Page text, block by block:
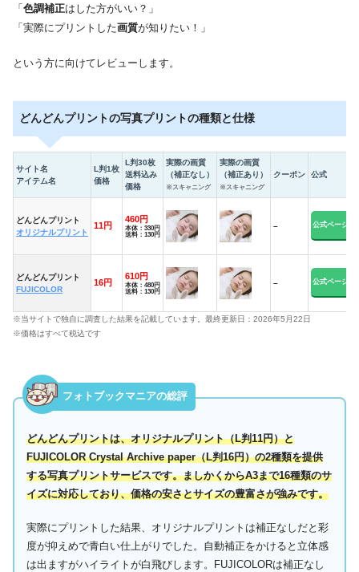
「 色調補正はした方がいい？」
「実際にプリントした画質が知りたい！」
という方に向けてレビューします。
どんどんプリントの写真プリントの種類と仕様
サイト名
アイテム名
L判1枚
価格
L判30枚
送料込み
価格
実際の画質
（補正なし）
※スキャニング
実際の画質
（補正あり）
※スキャニング
クーポン 公式
どんどんプリント
オリジナルプリント
11円
460円
330
130
– 公式ページ
どんどんプリント
FUJICOLOR
16円
610円
480
130
– 公式ページ
※当サイトで独自に調査した結果を記載しています。最終更新日：2026年5月22日
※価格はすべて税込です
フォトブックマニアの総評
どんどんプリントは、オリジナルプリント（L判11円）と
FUJICOLOR Crystal Archive paper（L判16円）の2種類を提供
する写真プリントサービスです。ましかくからA3まで16種類のサ
イズに対応しており、価格の安さとサイズの豊富さが強みです。
実際にプリントした結果、オリジナルプリントは補正なしだと彩
度が抑えめで青白い仕上がりでした。自動補正をかけると立体感
は出ますがハイライトが白飛びします。FUJICOLORは補正なし